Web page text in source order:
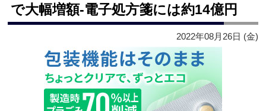
で大幅増額‐電子処方箋には約14億円
2022年08月26日 (金)